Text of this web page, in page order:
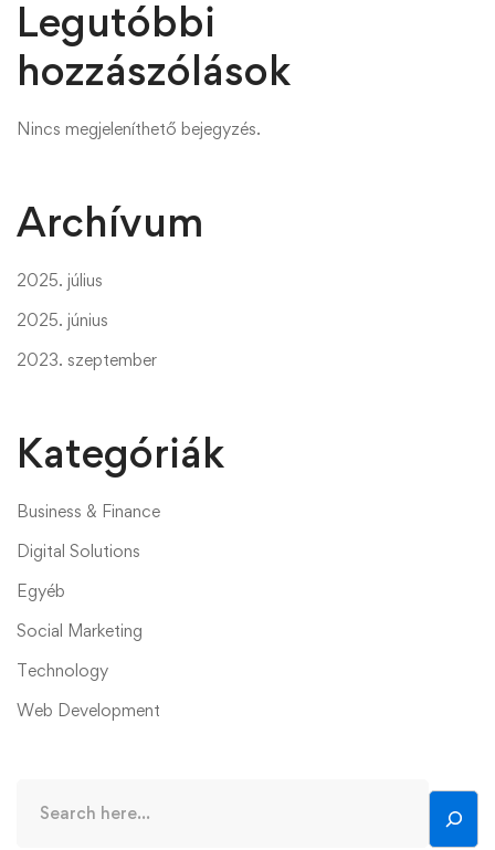
Legutóbbi
hozzászólások
Nincs megjeleníthető bejegyzés.
Archívum
2025. július
2025. június
2023. szeptember
Kategóriák
Business & Finance
Digital Solutions
Egyéb
Social Marketing
Technology
Web Development